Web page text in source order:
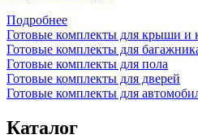
Подробнее
Готовые комплекты для крыши и
Готовые комплекты для
Готовые комплекты для пола
Готовые комплекты для дверей
Готовые комплекты для
Каталог